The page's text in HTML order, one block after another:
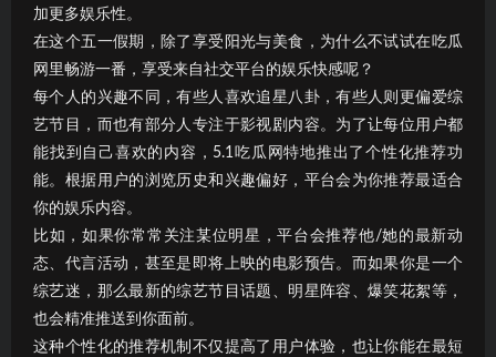
加更多娱乐性。
在这个五一假期，除了享受阳光与美食，为什么不试试在吃瓜
网里畅游一番，享受来自社交平台的娱乐快感呢？
每个人的兴趣不同，有些人喜欢追星八卦，有些人则更偏爱综
艺节目，而也有部分人专注于影视剧内容。为了让每位用户都
能找到自己喜欢的内容，5.1吃瓜网特地推出了个性化推荐功
能。根据用户的浏览历史和兴趣偏好，平台会为你推荐最适合
你的娱乐内容。
比如，如果你常常关注某位明星，平台会推荐他/她的最新动
态、代言活动，甚至是即将上映的电影预告。而如果你是一个
综艺迷，那么最新的综艺节目话题、明星阵容、爆笑花絮等，
也会精准推送到你面前。
这种个性化的推荐机制不仅提高了用户体验，也让你能在最短